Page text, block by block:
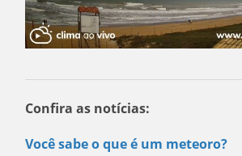
Confira as notícias:
Você sabe o que é um meteoro?